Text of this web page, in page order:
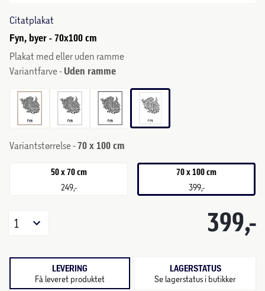
Citatplakat
Fyn, byer - 70x100 cm
Plakat med eller uden ramme
Variantfarve - Uden ramme
Variantstørrelse -70 x 100 cm
50 x 70 cm
249,-
70 x 100 cm
399,-
399,-
1
LEVERING
Få leveret produktet
LAGERSTATUS
Se lagerstatus i butikker